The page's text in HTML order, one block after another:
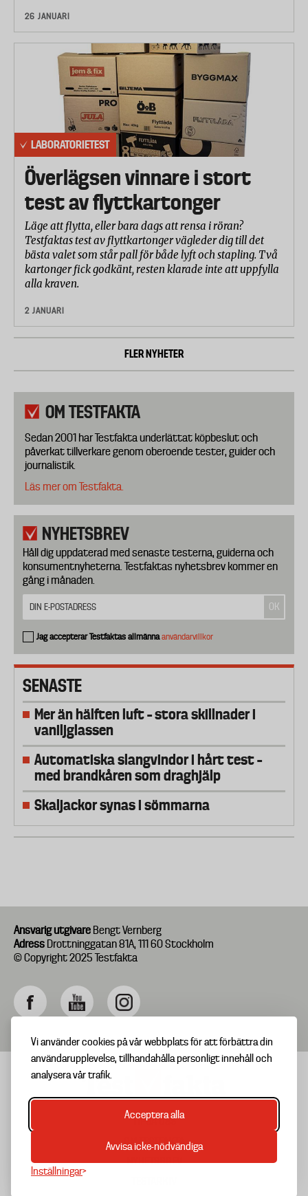
Vi använder cookies på vår webbplats för att förbättra din
användarupplevelse, tillhandahålla personligt innehåll och
analysera vår trafik.
Acceptera alla
Avvisa icke-nödvändiga
Inställningar
26 JANUARI
LABORATORIETEST
Överlägsen vinnare i stort
test av flyttkartonger
Läge att flytta, eller bara dags att rensa i röran?
Testfaktas test av flyttkartonger vägleder dig till det
bästa valet som står pall för både lyft och stapling. Två
kartonger fick godkänt, resten klarade inte att uppfylla
alla kraven.
2 JANUARI
FLER NYHETER
OM TESTFAKTA
Sedan 2001 har Testfakta underlättat köpbeslut och
påverkat tillverkare genom oberoende tester, guider och
journalistik.
Läs mer om Testfakta.
NYHETSBREV
Håll dig uppdaterad med senaste testerna, guiderna och
konsumentnyheterna. Testfaktas nyhetsbrev kommer en
gång i månaden.
Jag accepterar Testfaktas allmännaanvändarvillkor
SENASTE
Mer än hälften luft – stora skillnader i
vaniljglassen
Automatiska slangvindor i hårt test –
med brandkåren som draghjälp
Skaljackor synas i sömmarna
Ansvarig utgivare Bengt Vernberg
Adress Drottninggatan 81A, 111 60 Stockholm
© Copyright 2025 Testfakta
Footer
menu
TIPSA OSS
OM TESTFAKTA
NYHETSBREV